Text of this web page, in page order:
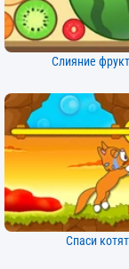
Слияние
Спаси котят